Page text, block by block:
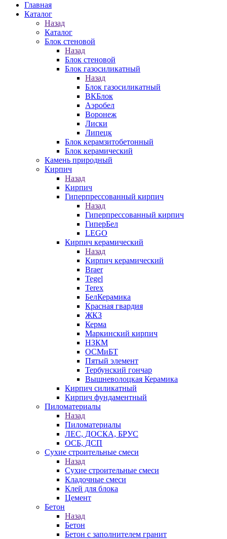
Главная
Каталог
Назад
Каталог
Блок стеновой
Назад
Блок стеновой
Блок газосиликатный
Назад
Блок газосиликатный
ВКБлок
Аэробел
Воронеж
Лиски
Липецк
Блок керамзитобетонный
Блок керамический
Камень природный
Кирпич
Назад
Кирпич
Гиперпрессованный кирпич
Назад
Гиперпрессованный кирпич
ГиперБел
LEGO
Кирпич керамический
Назад
Кирпич керамический
Braer
Tegel
Terex
БелКерамика
Красная гвардия
ЖКЗ
Керма
Маркинский кирпич
НЗКМ
ОСМиБТ
Пятый элемент
Тербунский гончар
Вышневолоцкая Керамика
Кирпич силикатный
Кирпич фундаментный
Пиломатериалы
Назад
Пиломатериалы
ЛЕС, ДОСКА, БРУС
ОСБ, ДСП
Сухие строительные смеси
Назад
Сухие строительные смеси
Кладочные смеси
Клей для блока
Цемент
Бетон
Назад
Бетон
Бетон с заполнителем гранит